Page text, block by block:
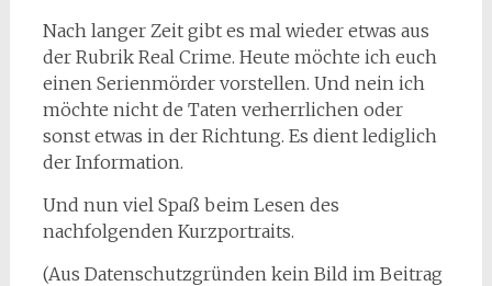
Nach langer Zeit gibt es mal wieder etwas aus
der Rubrik Real Crime. Heute möchte ich euch
einen Serienmörder vorstellen. Und nein ich
möchte nicht de Taten verherrlichen oder
sonst etwas in der Richtung. Es dient lediglich
der Information.
Und nun viel Spaß beim Lesen des
nachfolgenden Kurzportraits.
(Aus Datenschutzgründen kein Bild im Beitrag